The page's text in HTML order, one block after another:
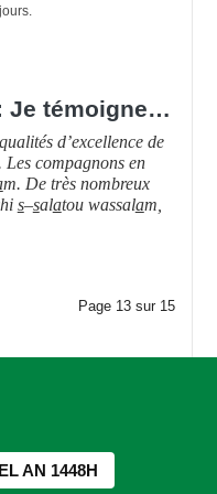
Je témoigne…
d’excellence de
compagnons en
m. De très nombreux
s–salatou wassalam,
Page13 sur15
AN 1448H